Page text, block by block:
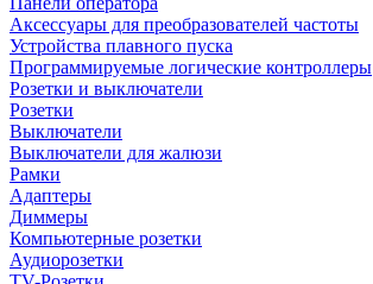
Аксессуары для преобразователей частоты
Устройства плавного пуска
Программируемые логические контроллеры
Розетки и выключатели
Розетки
Выключатели
Выключатели для жалюзи
Рамки
Адаптеры
Диммеры
Компьютерные розетки
Аудиорозетки